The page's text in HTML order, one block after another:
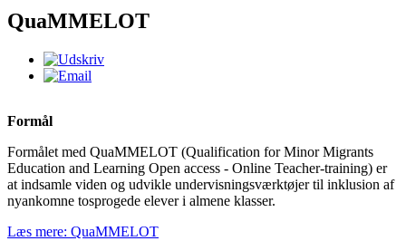
QuaMMELOT
Formål
Formålet med QuaMMELOT (Qualification for Minor Migrants
Education and Learning Open access - Online Teacher-training) er
at indsamle viden og udvikle undervisningsværktøjer til inklusion af
nyankomne tosprogede elever i almene klasser.
Læs mere: QuaMMELOT